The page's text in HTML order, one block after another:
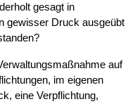
gesagt in
gewisser Druck ausgeübt
auf
im eigenen
eine Verpflichtung,